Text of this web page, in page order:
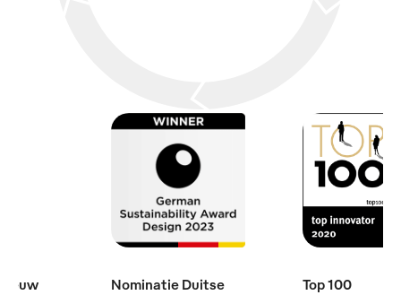
eeuw
Nominatie Duitse
Top 100